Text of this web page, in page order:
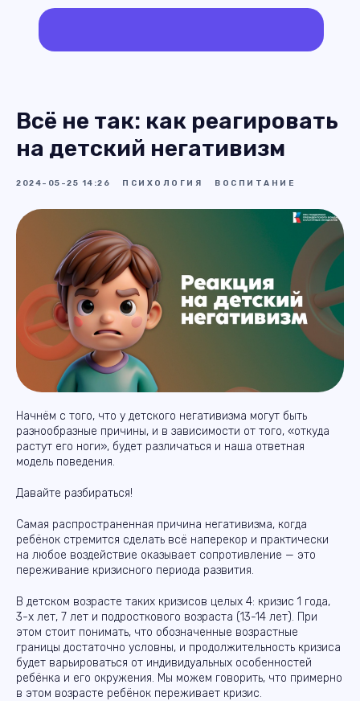
Всё не так: как реагировать
на детский негативизм
2024-05-25 14:26 ПСИХОЛОГИЯ ВОСПИТАНИЕ
Начнём с того, что у детского негативизма могут быть
разнообразные причины, и в зависимости от того, «откуда
растут его ноги», будет различаться и наша ответная
модель поведения.
Давайте разбираться!
Самая распространенная причина негативизма, когда
ребёнок стремится сделать всё наперекор и практически
на любое воздействие оказывает сопротивление — это
переживание кризисного периода развития.
В детском возрасте таких кризисов целых 4: кризис 1 года,
3-х лет, 7 лет и подросткового возраста (13-14 лет). При
этом стоит понимать, что обозначенные возрастные
границы достаточно условны, и продолжительность кризиса
будет варьироваться от индивидуальных особенностей
ребёнка и его окружения. Мы можем говорить, что примерно
в этом возрасте ребёнок переживает кризис.